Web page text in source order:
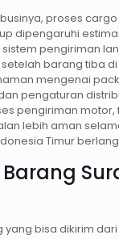
proses
dipengaruhi
pengiriman
barang tiba di
mengenai
pengaturan
pengiriman motor,
lebih aman
Timur
Barang
yang bisa dikirim